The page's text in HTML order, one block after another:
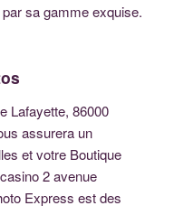
sa gamme exquise.
Lafayette, 86000
assurera un
et votre Boutique
2 avenue
Express est des